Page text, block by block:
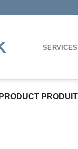
SERVICES
PRODUCT PRODUIT